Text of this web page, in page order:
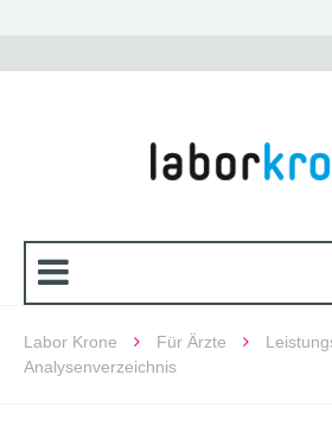
Labor Krone Für Ärzte
Analysenverzeichnis